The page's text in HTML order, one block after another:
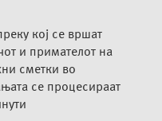
кој се вршат
и примателот на
сметки во
се процесираат